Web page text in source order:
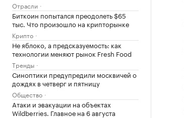
Отрасли
Биткоин попытался преодолеть $65
тыс. Что произошло на крипторынке
Крипто
Не яблоко, а предсказуемость: как
технологии меняют рынок Fresh Food
Тренды
Синоптики предупредили москвичей о
дождях в четверг и пятницу
Общество
Атаки и эвакуации на объектах
Wildberries. Главное на 6 августа